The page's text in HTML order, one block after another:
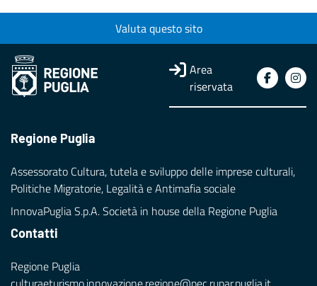
Loading...
Valuta questo sito
Area
riservata
Regione Puglia
Assessorato Cultura, tutela e sviluppo delle imprese culturali,
Politiche Migratorie, Legalità e Antimafia sociale
InnovaPuglia S.p.A. Società in house della Regione Puglia
Contatti
Regione Puglia